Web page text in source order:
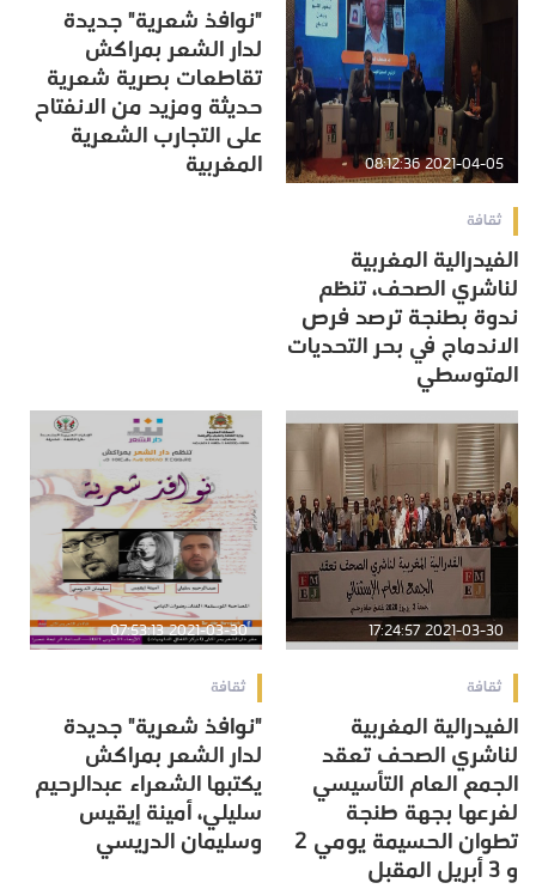
2021-04-05 08:12:36
ثقافة
الفيدرالية المغربية
لناشري الصحف، تنظم
ندوة بطنجة ترصد فرص
الاندماج في بحر التحديات
المتوسطي
"نوافذ شعرية" جديدة
لدار الشعر بمراكش
تقاطعات بصرية شعرية
حديثة ومزيد من الانفتاح
على التجارب الشعرية
المغربية
2021-03-30 17:24:57
ثقافة
الفيدرالية المغربية
لناشري الصحف تعقد
الجمع العام التأسيسي
لفرعها بجهة طنجة
تطوان الحسيمة يومي 2
و 3 أبريل المقبل
2021-03-30 07:53:13
ثقافة
"نوافذ شعرية" جديدة
لدار الشعر بمراكش
يكتبها الشعراء عبدالرحيم
سليلي، أمينة إيقيس
وسليمان الدريسي